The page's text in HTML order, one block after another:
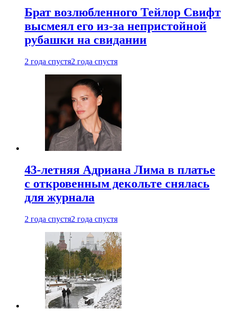
Брат возлюбленного Тейлор Свифт
высмеял его из-за непристойной
рубашки на свидании
2 года спустя2 года спустя
43-летняя Адриана Лима в платье
с откровенным декольте снялась
для журнала
2 года спустя2 года спустя